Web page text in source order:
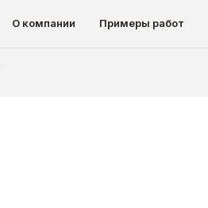
О компании Примеры работ